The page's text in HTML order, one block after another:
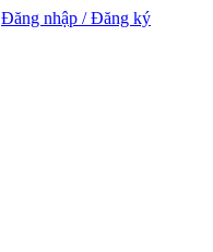
Đăng nhập / Đăng ký